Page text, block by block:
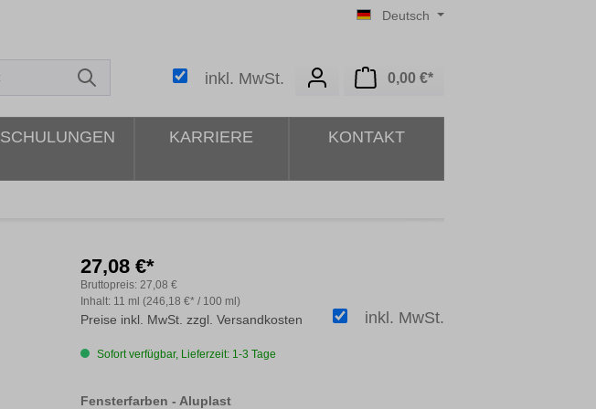
Deutsch
inkl. MwSt. 0,00 €*Warenkorb enthält 0
SCHULUNGEN KARRIERE KONTAKT
27,08 €*
Inhalt: 11 ml (246,18 €* / 100 ml)
Bruttopreis: 27,08 €
inkl. MwSt.
Preise inkl. MwSt. zzgl. Versandkosten
Sofort verfügbar, Lieferzeit: 1-3 Tage
Fensterfarben - Aluplastauswählen